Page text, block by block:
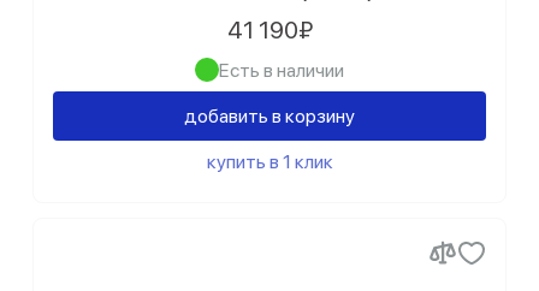
41 190₽
Есть в наличии
добавить в корзину
купить в 1 клик